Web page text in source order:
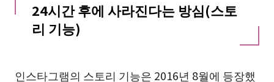
24시간 후에 사라진다는 방심(스토
리 기능)
인스타그램의 스토리 기능은 2016년 8월에 등장했